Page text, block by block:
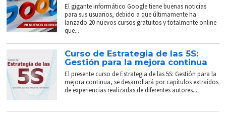
El gigante informático Google tiene buenas noticias
para sus usuarios, debido a que últimamente ha
lanzado 20 nuevos cursos gratuitos y totalmente online
que...
Curso de Estrategia de las 5S:
Gestión para la mejora continua
El presente curso de Estrategia de las 5S: Gestión para la
mejora continua, se desarrollará por capítulos extraídos
de experiencias realizadas de diferentes autores....